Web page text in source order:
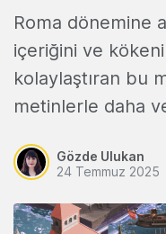
Roma dönemine
içeriğini ve
kolaylaştıran bu
metinlerle daha
Gözde Ulukan
24 Temmuz 2025